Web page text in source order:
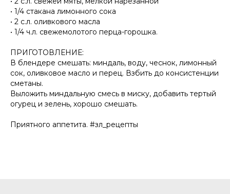
• 1/4 стакана лимонного сока
• 2 с.л. оливкового масла
• 1/4 ч.л. свежемолотого перца-горошка.
ПРИГОТОВЛЕНИЕ:
В блендере смешать: миндаль, воду, чеснок, лимонный
сок, оливковое масло и перец. Взбить до консистенции
сметаны.
Выложить миндальную смесь в миску, добавить тертый
огурец и зелень, хорошо смешать.
Приятного аппетита. #зл_рецепты